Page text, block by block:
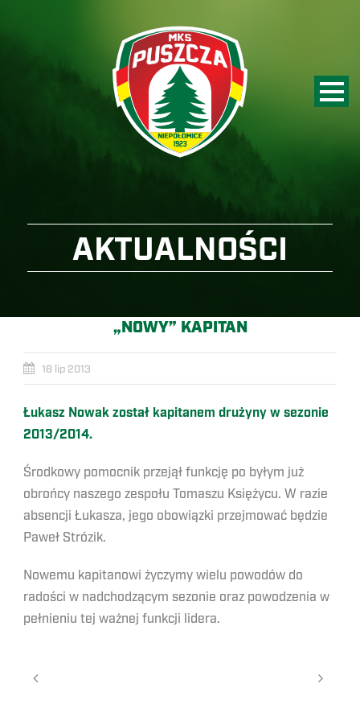
AKTUALNOŚCI
„NOWY” KAPITAN
18 lip 2013
Łukasz Nowak został kapitanem drużyny w sezonie
2013/2014.
Środkowy pomocnik przejął funkcję po byłym już
obrońcy naszego zespołu Tomaszu Księżycu. W razie
absencji Łukasza, jego obowiązki przejmować będzie
Paweł Strózik.
Nowemu kapitanowi życzymy wielu powodów do
radości w nadchodzącym sezonie oraz powodzenia w
pełnieniu tej ważnej funkcji lidera.